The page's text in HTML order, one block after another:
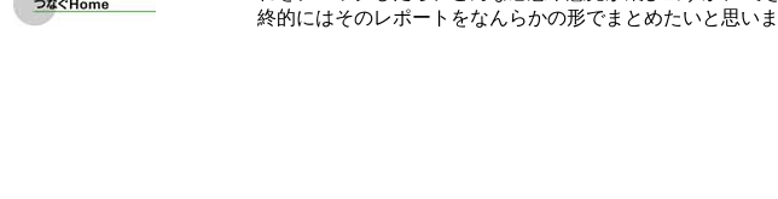
終的にはそのレポートをなんらかの形でまとめたいと思いま